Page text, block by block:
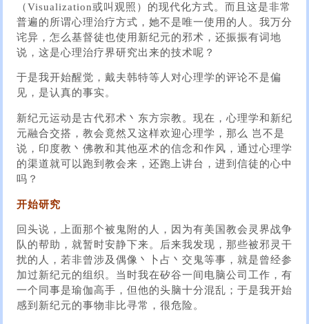
（Visualization或叫观照）的现代化方式。而且这是非常
普遍的所谓心理治疗方式，她不是唯一使用的人。我万分
诧异，怎么基督徒也使用新纪元的邪术，还振振有词地
说，这是心理治疗界研究出来的技术呢？
于是我开始醒觉，戴夫韩特等人对心理学的评论不是偏
见，是认真的事实。
新纪元运动是古代邪术丶东方宗教。现在，心理学和新纪
元融合交搭，教会竟然又这样欢迎心理学，那么 岂不是
说，印度教丶佛教和其他巫术的信念和作风，通过心理学
的渠道就可以跑到教会来，还跑上讲台，进到信徒的心中
吗？
开始研究
回头说，上面那个被鬼附的人，因为有美国教会灵界战争
队的帮助，就暂时安静下来。后来我发现，那些被邪灵干
扰的人，若非曾涉及偶像丶卜占丶交鬼等事，就是曾经参
加过新纪元的组织。当时我在矽谷一间电脑公司工作，有
一个同事是瑜伽高手，但他的头脑十分混乱；于是我开始
感到新纪元的事物非比寻常，很危险。